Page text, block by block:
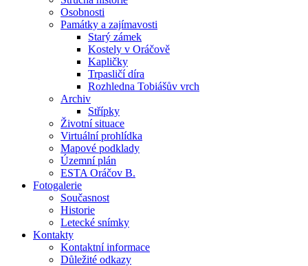
Osobnosti
Památky a zajímavosti
Starý zámek
Kostely v Oráčově
Kapličky
Trpasličí díra
Rozhledna Tobiášův vrch
Archiv
Střípky
Životní situace
Virtuální prohlídka
Mapové podklady
Územní plán
ESTA Oráčov B.
Fotogalerie
Současnost
Historie
Letecké snímky
Kontakty
Kontaktní informace
Důležité odkazy